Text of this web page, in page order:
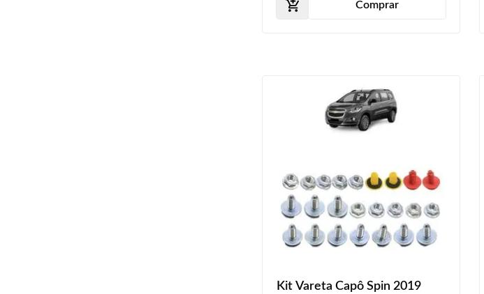
Comprar
Kit Vareta Capô Spin 2019